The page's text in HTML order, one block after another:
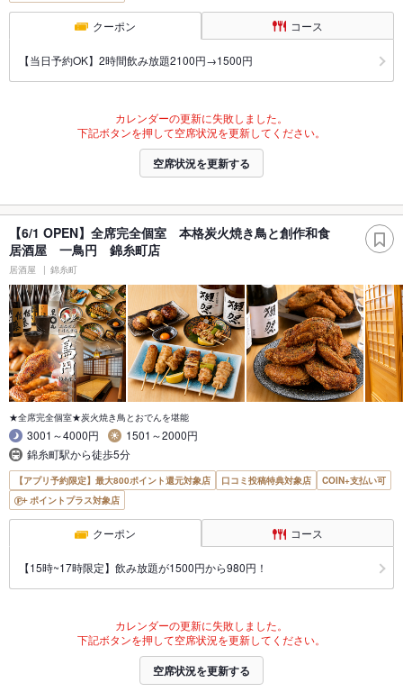
クーポン コース
【当日予約OK】2時間飲み放題2100円→1500円
カレンダーの更新に失敗しました。
下記ボタンを押して空席状況を更新してください。
空席状況を更新する
【6/1 OPEN】全席完全個室 本格炭火焼き鳥と創作和食
居酒屋 一鳥円 錦糸町店
居酒屋 錦糸町
★全席完全個室★炭火焼き鳥とおでんを堪能
3001～4000円
1501～2000円
錦糸町駅から徒歩5分
【アプリ予約限定】最大800ポイント還元対象店 口コミ投稿特典対象店
COIN+支払い可
ポイントプラス対象店
クーポン コース
【15時~17時限定】飲み放題が1500円から980円！
カレンダーの更新に失敗しました。
下記ボタンを押して空席状況を更新してください。
空席状況を更新する